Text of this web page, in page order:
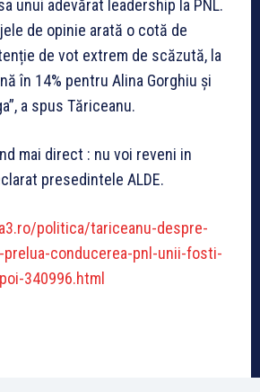
unui adevărat leadership la PNL.
de opinie arată o cotă de
de vot extrem de scăzută, la
în 14% pentru Alina Gorghiu și
a spus Tăriceanu.
mai direct : nu voi reveni in
presedintele ALDE.
politica/tariceanu-despre-
conducerea-pnl-unii-fosti-
340996.html